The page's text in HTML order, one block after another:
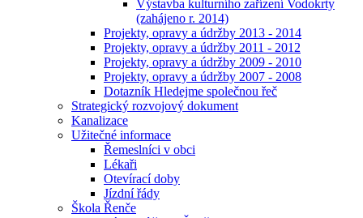
Výstavba kulturního zařízení Vodokrty
(zahájeno r. 2014)
Projekty, opravy a údržby 2013 - 2014
Projekty, opravy a údržby 2011 - 2012
Projekty, opravy a údržby 2009 - 2010
Projekty, opravy a údržby 2007 - 2008
Dotazník Hledejme společnou řeč
Strategický rozvojový dokument
Kanalizace
Užitečné informace
Řemeslníci v obci
Lékaři
Otevírací doby
Jízdní řády
Škola Řenče